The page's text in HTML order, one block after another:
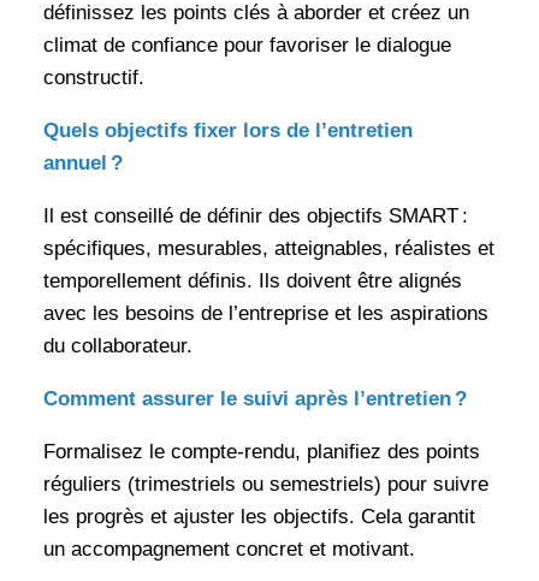
définissez les points clés à aborder et créez un
climat de confiance pour favoriser le dialogue
constructif.
Quels objectifs fixer lors de l’entretien
annuel ?
Il est conseillé de définir des objectifs SMART :
spécifiques, mesurables, atteignables, réalistes et
temporellement définis. Ils doivent être alignés
avec les besoins de l’entreprise et les aspirations
du collaborateur.
Comment assurer le suivi après l’entretien ?
Formalisez le compte-rendu, planifiez des points
réguliers (trimestriels ou semestriels) pour suivre
les progrès et ajuster les objectifs. Cela garantit
un accompagnement concret et motivant.